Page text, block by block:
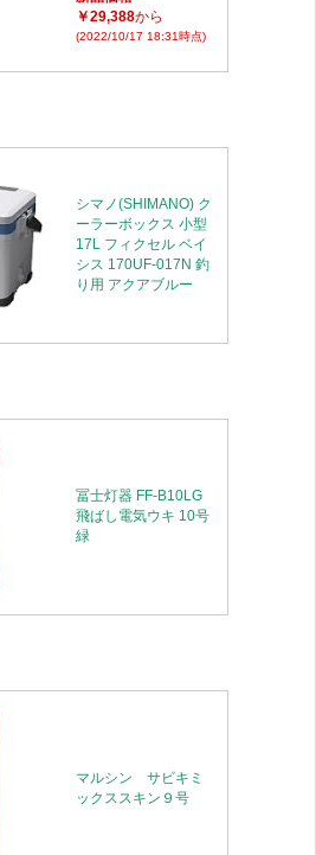
￥29,388から
(2022/10/17 18:31時点)
シマノ(SHIMANO) ク
ーラーボックス 小型
17L フィクセル ベイ
シス 170UF-017N 釣
り用 アクアブルー
冨士灯器 FF-B10LG
飛ばし電気ウキ 10号
緑
マルシン サビキミ
ックススキン９号